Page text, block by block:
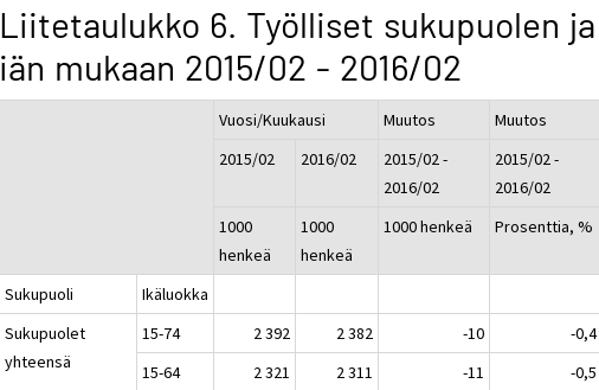
Liitetaulukko 6. Työlliset sukupuolen ja
iän mukaan 2015/02 - 2016/02
Vuosi/Kuukausi Muutos
Muutos
2015/02
2016/02
2015/02 -
2016/02
2015/02 -
2016/02
1000
henkeä
1000
henkeä
1000 henkeä Prosenttia, %
Sukupuoli
Ikäluokka
Sukupuolet
yhteensä
15-74 2 392 2 382 -10
-0,4
15-64
2 321 2 311 -11
-0,5